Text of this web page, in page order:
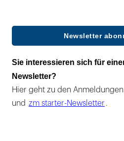
Newsletter
Sie interessieren sich für
Newsletter?
Hier geht zu den Anmeldungen
und zm starter-Newsletter .